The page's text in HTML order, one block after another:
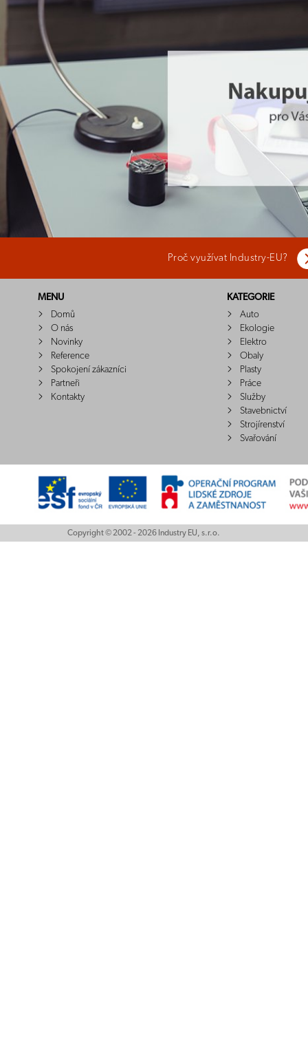
Proč využívat Industry-EU?
MENU
Domů
O nás
Novinky
Reference
Spokojení zákazníci
Partneři
Kontakty
KATEGORIE
Auto
Ekologie
Elektro
Obaly
Plasty
Práce
Služby
Stavebnictví
Strojírenství
Svařování
Copyright © 2002 - 2026 Industry EU, s.r.o.